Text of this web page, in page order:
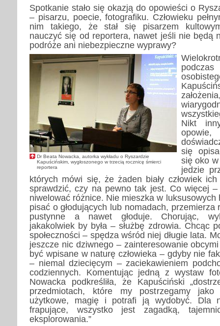
Spotkanie stało się okazją do opowieści o
– pisarzu, poecie, fotografiku. Człowieku
nim takiego, że stał się pisarzem
nauczyć się od reportera, nawet jeśli nie będą
podróże ani niebezpieczne wyprawy?
Dr Beata Nowacka, autorka wykładu o Ryszardzie
Kapuścińskim, wygłoszonego w trzecią rocznicę śmierci
reportera
Nikt
się
się oko
jedzie
których mówi się, że żaden biały człowiek
sprawdzić, czy na pewno tak jest. Co więcej
niwelować różnice. Nie mieszka w luksusowych
pisać o głodujących lub nomadach, przemierza
pustynne a nawet głoduje. Chorując,
jakakolwiek by była – służbę zdrowia. Chcąc
społeczności – spędza wśród niej długie lata.
jeszcze nic dziwnego – zainteresowanie
być wpisane w naturę człowieka – gdyby nie
– niemal dziecięcym – zaciekawieniem
codziennych. Komentując jedną z wystaw
Nowacka podkreśliła, że Kapuściński
przedmiotach, które my postrzegamy jako
użytkowe, magię i potrafi ją wydobyć. Dla
frapujące, wszystko jest zagadką,
eksplorowania.”